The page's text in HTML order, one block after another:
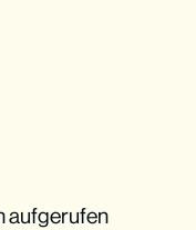
aufgerufen